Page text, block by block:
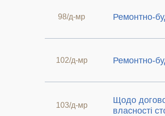
98/д-мр Ремонтно-
102/д-мр Ремонтно-
103/д-мр
Щодо
власності